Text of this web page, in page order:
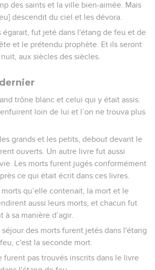
des saints et la ville bien-aimée. Mais
descendit du ciel et les dévora.
égarait, fut jeté dans l'étang de feu et de
et le prétendu prophète. Et ils seront
aux siècles des siècles.
trône blanc et celui qui y était assis.
loin de lui et l’on ne trouva plus
grands et les petits, debout devant le
ouverts. Un autre livre fut aussi
Les morts furent jugés conformément
ce qui était écrit dans ces livres.
qu’elle contenait, la mort et le
aussi leurs morts, et chacun fut
sa manière d’agir.
séjour des morts furent jetés dans l'étang
c'est la seconde mort.
furent pas trouvés inscrits dans le livre